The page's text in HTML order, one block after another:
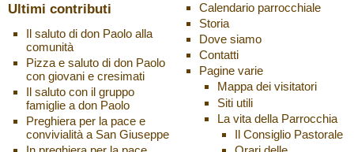
Ultimi contributi
Il saluto di don Paolo alla
comunità
Pizza e saluto di don Paolo
con giovani e cresimati
Il saluto con il gruppo
famiglie a don Paolo
Preghiera per la pace e
convivialità a San Giuseppe
Calendario parrocchiale
Storia
Dove siamo
Contatti
Pagine varie
Mappa dei visitatori
Siti utili
La vita della Parrocchia
Il Consiglio Pastorale